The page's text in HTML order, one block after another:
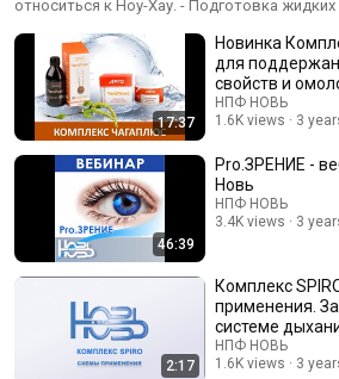
относиться к Ноу-Хау. - Подготовка
Составы напитков очень просты, но в то же
компонентов уникальна.
17:37
Новинка
для
свойств и
организма
НПФ НОВЬ
1.6K views
3
46:39
Pro.ЗРЕНИЕ - вебинар НПФ
Новь
НПФ НОВЬ
3.4K views
3
2:17
Комплекс
применения.
системе
ежедневная и
задача.
НПФ НОВЬ
1.6K views
3